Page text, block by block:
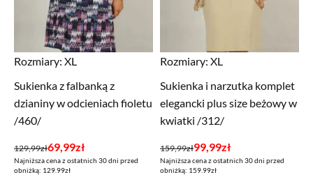
Rozmiary: XL
Sukienka z falbanką z
dzianiny w odcieniach fioletu
/460/
129,99zł
Pierwotna
cena
69,99zł
Aktualna
cena
Najniższa cena z ostatnich 30 dni przed
obniżką: 129.99zł
Rozmiary: XL
Sukienka i narzutka komplet
elegancki plus size beżowy w
kwiatki /312/
159,99zł
Pierwotna
cena
99,99zł
Aktualna
cena
Najniższa cena z ostatnich 30 dni przed
obniżką: 159.99zł